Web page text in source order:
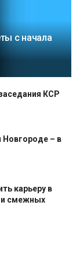
с начала
КСР
– в
карьеру в
и смежных